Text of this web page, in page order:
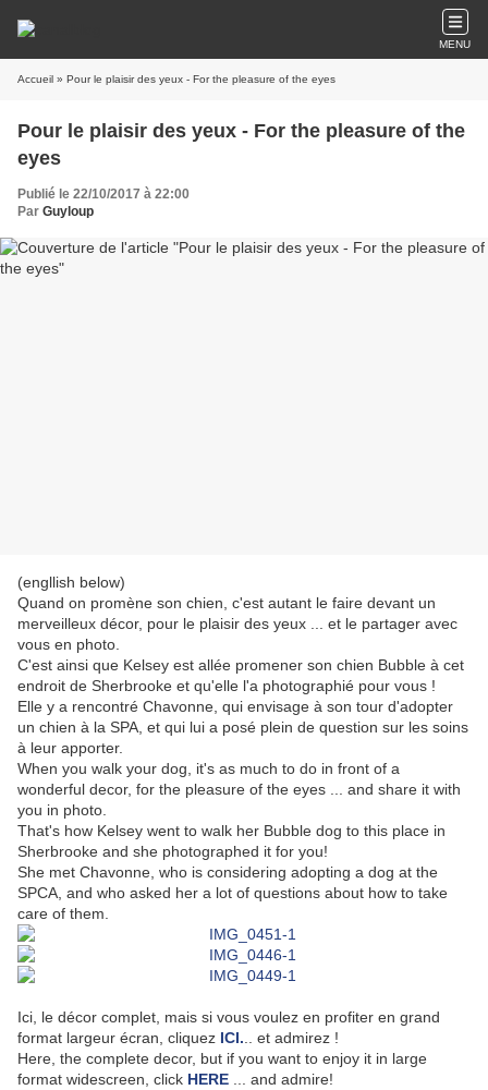
MENU
Accueil » Pour le plaisir des yeux - For the pleasure of the eyes
Pour le plaisir des yeux - For the pleasure of the
eyes
Publié le 22/10/2017 à 22:00
Par Guyloup
(engllish below)
Quand on promène son chien, c'est autant le faire devant un
merveilleux décor, pour le plaisir des yeux ... et le partager avec
vous en photo.
C'est ainsi que Kelsey est allée promener son chien Bubble à cet
endroit de Sherbrooke et qu'elle l'a photographié pour vous !
Elle y a rencontré Chavonne, qui envisage à son tour d'adopter
un chien à la SPA, et qui lui a posé plein de question sur les soins
à leur apporter.
When you walk your dog, it's as much to do in front of a
wonderful decor, for the pleasure of the eyes ... and share it with
you in photo.
That's how Kelsey went to walk her Bubble dog to this place in
Sherbrooke and she photographed it for you!
She met Chavonne, who is considering adopting a dog at the
SPCA, and who asked her a lot of questions about how to take
care of them.
Ici, le décor complet, mais si vous voulez en profiter en grand
format largeur écran, cliquez ICI. .. et admirez !
Here, the complete decor, but if you want to enjoy it in large
format widescreen, click HERE ... and admire!